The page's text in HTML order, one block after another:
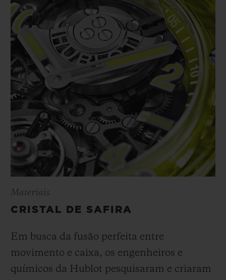
Materiais
CRISTAL DE SAFIRA
Em busca da fusão perfeita entre
movimento e caixa, os engenheiros e
químicos da Hublot pesquisaram e criaram